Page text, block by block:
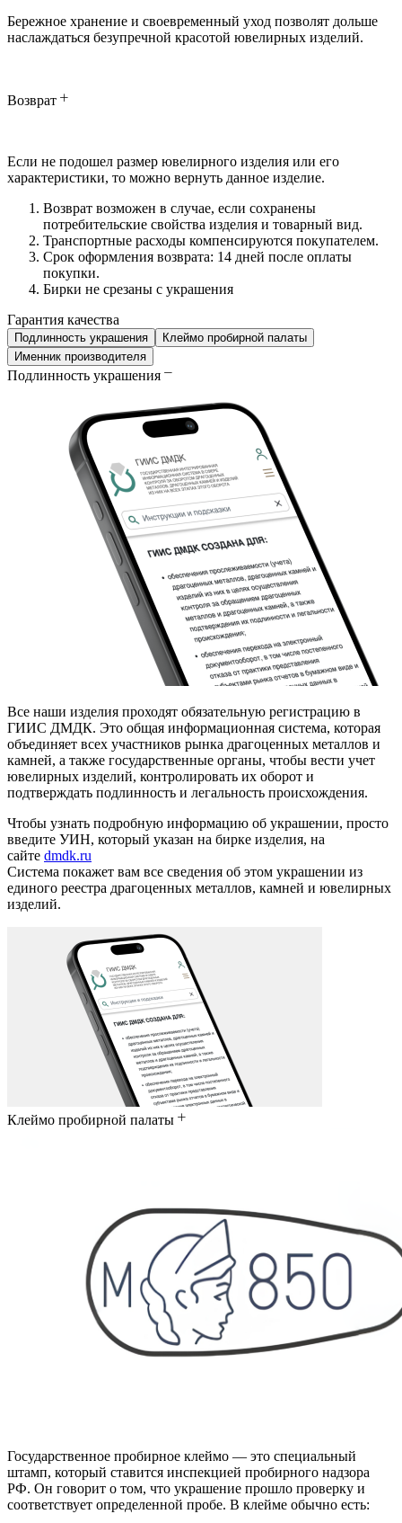
Бережное хранение и своевременный уход позволят дольше
наслаждаться безупречной красотой ювелирных изделий.
Возврат
Если не подошел размер ювелирного изделия или его
характеристики, то можно вернуть данное изделие.
Возврат возможен в случае, если сохранены
потребительские свойства изделия и товарный вид.
Транспортные расходы компенсируются покупателем.
Срок оформления возврата: 14 дней после оплаты
покупки.
Бирки не срезаны с украшения
Гарантия качества
Подлинность украшения
Клеймо пробирной палаты
Именник производителя
Подлинность украшения
Все наши изделия проходят обязательную регистрацию в
ГИИС ДМДК. Это общая информационная система, которая
объединяет всех участников рынка драгоценных металлов и
камней, а также государственные органы, чтобы вести учет
ювелирных изделий, контролировать их оборот и
подтверждать подлинность и легальность происхождения.
Чтобы узнать подробную информацию об украшении, просто
введите УИН, который указан на бирке изделия, на
сайте dmdk.ru
Система покажет вам все сведения об этом украшении из
единого реестра драгоценных металлов, камней и ювелирных
изделий.
Клеймо пробирной палаты
Государственное пробирное клеймо — это специальный
штамп, который ставится инспекцией пробирного надзора
РФ. Он говорит о том, что украшение прошло проверку и
соответствует определенной пробе. В клейме обычно есть: